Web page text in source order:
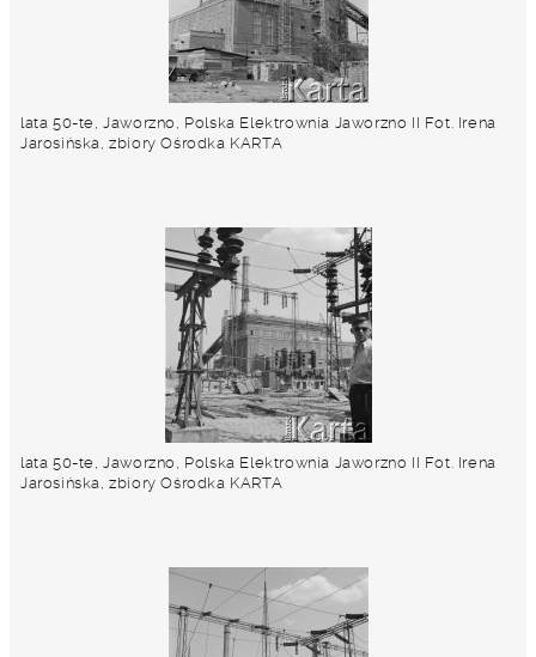
lata 50-te, Jaworzno, Polska Elektrownia Jaworzno II Fot. Irena
Jarosińska, zbiory Ośrodka KARTA
lata 50-te, Jaworzno, Polska Elektrownia Jaworzno II Fot. Irena
Jarosińska, zbiory Ośrodka KARTA